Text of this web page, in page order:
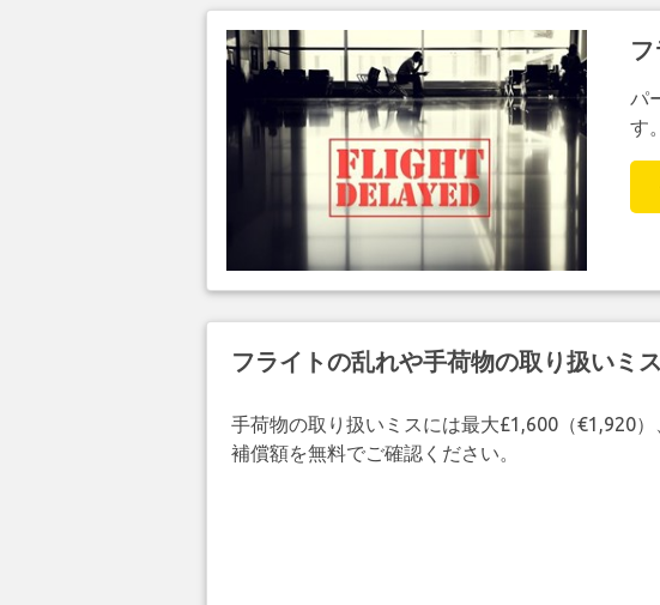
パ
す。
フライトの乱れや手荷物の取り扱いミ
手荷物の取り扱いミスには最大£1,600（€1,920
補償額を無料でご確認ください。